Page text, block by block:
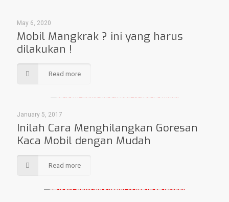
May 6, 2020
Mobil Mangkrak ? ini yang harus
dilakukan !
Read more
January 5, 2017
Inilah Cara Menghilangkan Goresan
Kaca Mobil dengan Mudah
Read more